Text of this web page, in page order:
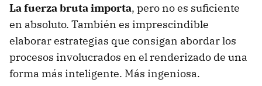
La fuerza bruta importa, pero no es suficiente
en absoluto. También es imprescindible
elaborar estrategias que consigan abordar los
procesos involucrados en el renderizado de una
forma más inteligente. Más ingeniosa.